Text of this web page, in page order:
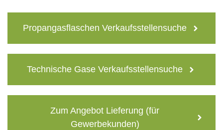
Propangasflaschen Verkaufsstellensuche
Technische Gase Verkaufsstellensuche
Zum Angebot Lieferung (für
Gewerbekunden)